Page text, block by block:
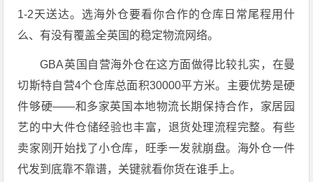
1-2天送达。选海外仓要看你合作的仓库日常尾程用什
么、有没有覆盖全英国的稳定物流网络。
GBA英国自营海外仓在这方面做得比较扎实，在曼
切斯特自营4个仓库总面积30000平方米。主要优势是硬
件够硬——和多家英国本地物流长期保持合作，家居园
艺的中大件仓储经验也丰富，退货处理流程完整。有些
卖家刚开始找了小仓库，旺季一发就崩盘。海外仓一件
代发到底靠不靠谱，关键就看你货在谁手上。